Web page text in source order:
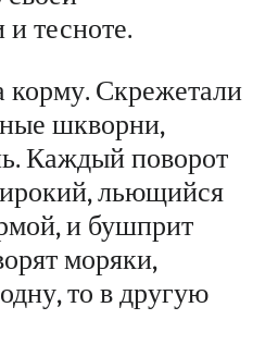
тесноте.
Скрежетали
шкворни,
Каждый поворот
льющийся
и бушприт
моряки,
то в другую